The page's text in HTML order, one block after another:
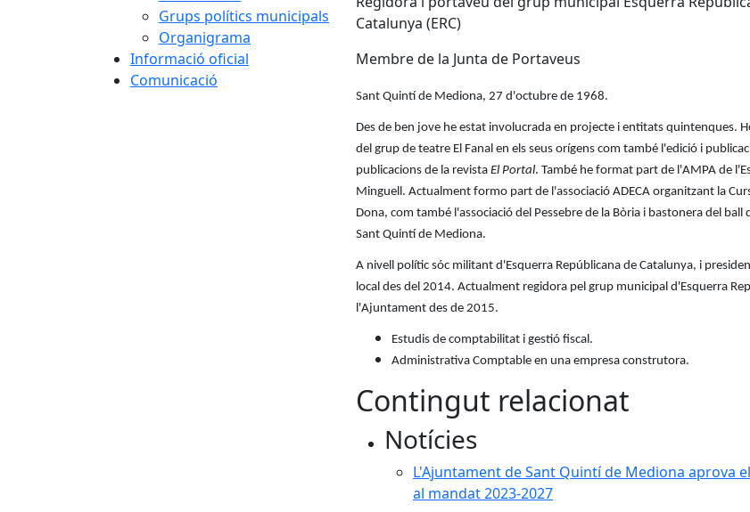
Grups polítics municipals
Organigrama
Informació oficial
Comunicació
Catalunya (ERC)
Membre de la Junta de Portaveus
Sant Quintí de Mediona, 27 d'octubre de 1968.
Des de ben jove he estat involucrada en projecte i entitats quintenques.
del grup de teatre El Fanal en els seus orígens com també l'edició i
publicacions de la revista El Portal. També he format part de l'AMPA de
Minguell. Actualment formo part de l'associació ADECA organitzant la
Dona, com també l'associació del Pessebre de la Bòria i bastonera del ball
Sant Quintí de Mediona.
A nivell polític sóc militant d'Esquerra Repúblicana de Catalunya, i
local des del 2014. Actualment regidora pel grup municipal d'Esquerra
l'Ajuntament des de 2015.
Estudis de comptabilitat i gestió fiscal.
Administrativa Comptable en una empresa construtora.
Contingut relacionat
Notícies
L'Ajuntament de Sant Quintí de Mediona aprova
al mandat 2023-2027